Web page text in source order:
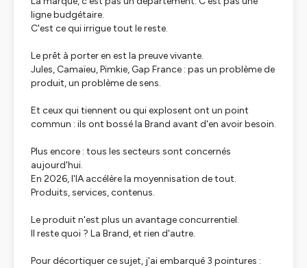
ligne budgétaire.
C'est ce qui irrigue tout le reste.
Le prêt à porter en est la preuve vivante.
Jules, Camaïeu, Pimkie, Gap France : pas un problème de
produit, un problème de sens.
Et ceux qui tiennent ou qui explosent ont un point
commun : ils ont bossé la Brand avant d'en avoir besoin.
Plus encore : tous les secteurs sont concernés
aujourd'hui.
En 2026, l'IA accélère la moyennisation de tout.
Produits, services, contenus.
Le produit n'est plus un avantage concurrentiel.
Il reste quoi ? La Brand, et rien d'autre.
Pour décortiquer ce sujet, j'ai embarqué 3 pointures :